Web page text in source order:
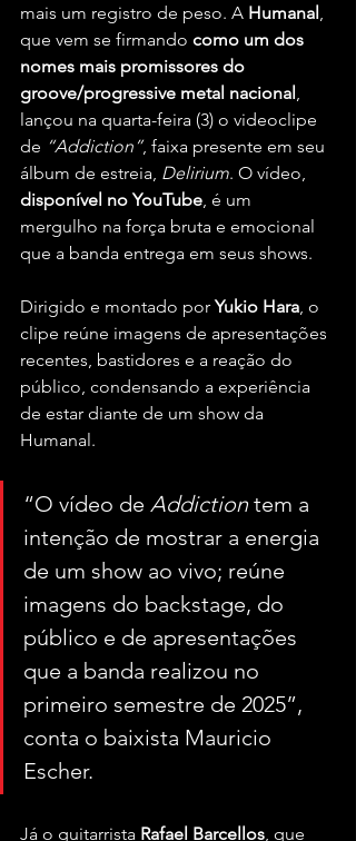
mais um registro de peso. A Humanal ,
que vem se firmando como um dos
nomes mais promissores do
groove/progressive metal nacional ,
lançou na quarta-feira (3) o videoclipe
de “Addiction”, faixa presente em seu
álbum de estreia, Delirium. O vídeo,
disponível no YouTube, é um
mergulho na força bruta e emocional
que a banda entrega em seus shows.
Dirigido e montado por Yukio Hara, o
clipe reúne imagens de apresentações
recentes, bastidores e a reação do
público, condensando a experiência
de estar diante de um show da
Humanal.
“O vídeo de Addiction tem a
intenção de mostrar a energia
de um show ao vivo; reúne
imagens do backstage, do
público e de apresentações
que a banda realizou no
primeiro semestre de 2025”,
conta o baixista Mauricio
Escher.
Já o guitarrista Rafael Barcellos, que